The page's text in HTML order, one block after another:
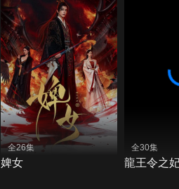
全26集
婢女
全30集
龍王令之